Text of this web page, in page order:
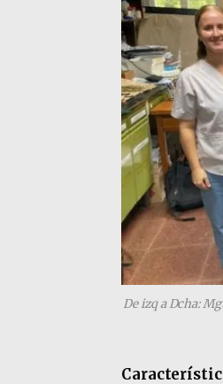
De izq a Dcha: